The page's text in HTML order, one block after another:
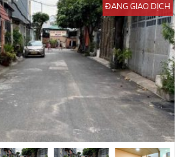
ĐANG GIAO DỊCH